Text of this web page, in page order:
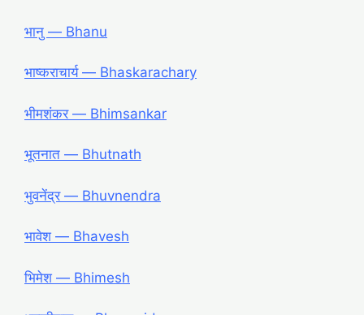
भानु — Bhanu
भाष्कराचार्य — Bhaskarachary
भीमशंकर — Bhimsankar
भूतनात — Bhutnath
भुवनेंद्र ― Bhuvnendra
भावेश ― Bhavesh
भिमेश ― Bhimesh